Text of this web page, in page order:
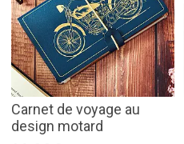
Carnet de voyage au
design motard